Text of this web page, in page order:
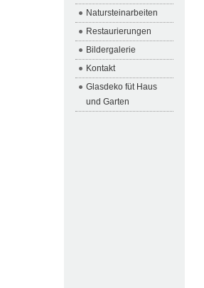
Natursteinarbeiten
Restaurierungen
Bildergalerie
Kontakt
Glasdeko füt Haus
und Garten